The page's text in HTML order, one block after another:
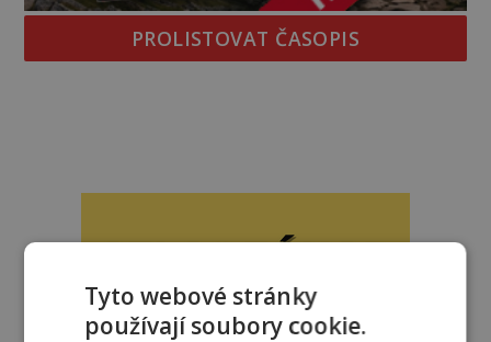
PROLISTOVAT ČASOPIS
Tyto webové stránky
používají soubory cookie.